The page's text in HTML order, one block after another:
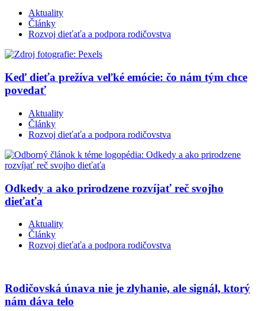
Aktuality
Články
Rozvoj dieťaťa a podpora rodičovstva
Keď dieťa prežíva veľké emócie: čo nám tým chce
povedať
Aktuality
Články
Rozvoj dieťaťa a podpora rodičovstva
Odkedy a ako prirodzene rozvíjať reč svojho
dieťaťa
Aktuality
Články
Rozvoj dieťaťa a podpora rodičovstva
Rodičovská únava nie je zlyhanie, ale signál, ktorý
nám dáva telo